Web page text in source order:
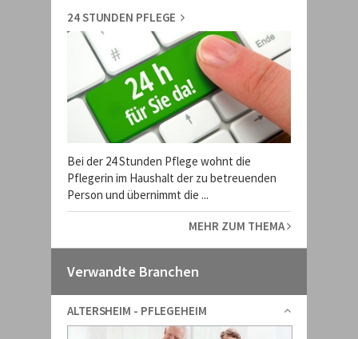
24 STUNDEN PFLEGE
Bei der 24 Stunden Pflege wohnt die
Pflegerin im Haushalt der zu betreuenden
Person und übernimmt die ...
MEHR ZUM THEMA
Verwandte Branchen
ALTERSHEIM - PFLEGEHEIM